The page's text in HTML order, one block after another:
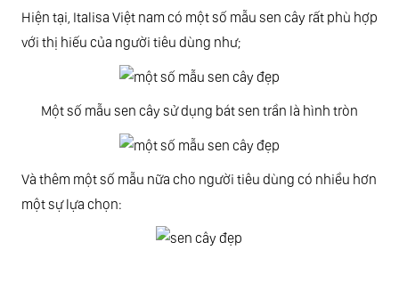
Hiện tại, Italisa Việt nam có một số mẫu sen cây rất phù hợp
với thị hiếu của người tiêu dùng như;
Một số mẫu sen cây sử dụng bát sen trần là hình tròn
Và thêm một số mẫu nữa cho người tiêu dùng có nhiều hơn
một sự lựa chọn: